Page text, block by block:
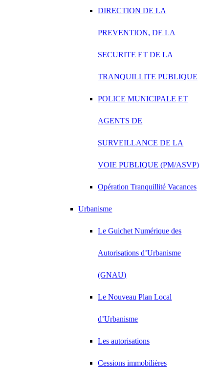
DIRECTION DE LA
PREVENTION, DE LA
SECURITE ET DE LA
TRANQUILLITE PUBLIQUE
POLICE MUNICIPALE ET
AGENTS DE
SURVEILLANCE DE LA
VOIE PUBLIQUE (PM/ASVP)
Opération Tranquillité Vacances
Urbanisme
Le Guichet Numérique des
Autorisations d’Urbanisme
(GNAU)
Le Nouveau Plan Local
d’Urbanisme
Les autorisations
Cessions immobilières